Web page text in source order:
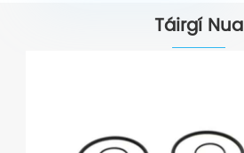
Táirgí Nua